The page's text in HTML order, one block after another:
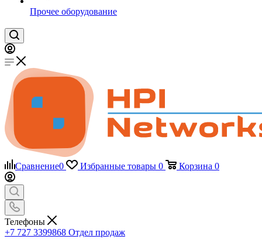
Прочее оборудование
Сравнение0 Избранные товары 0 Корзина 0
Телефоны
+7 727 3399868 Отдел продаж